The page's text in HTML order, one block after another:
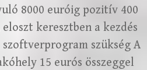
8000 euróig pozitív 400
keresztben a kezdés
szükség A
15 eurós összeggel